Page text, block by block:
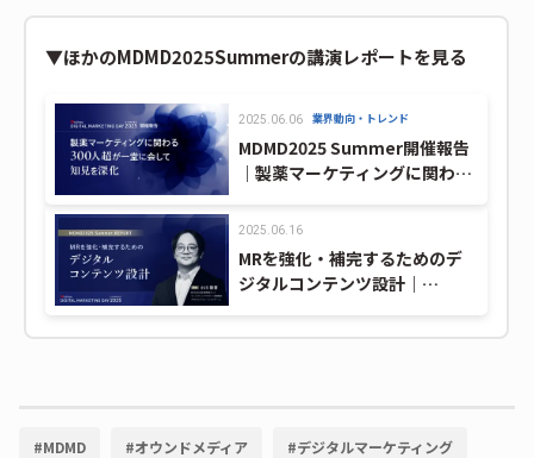
▼ほかのMDMD2025Summerの講演レポートを見る
2025.06.06 業界動向・トレンド
MDMD2025 Summer開催報告
｜製薬マーケティングに関わる
深化
2025.06.16
MRを強化・補完するためのデ
ジタルコンテンツ設計｜
#MDMD #オウンドメディア #デジタルマーケティング